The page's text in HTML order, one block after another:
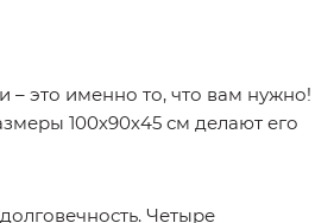
это именно то, что вам нужно!
100х90х45 см делают его
Четыре